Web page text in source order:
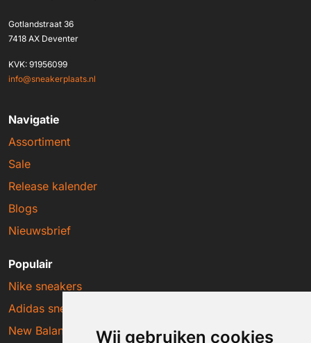
Wij gebruiken cookies
Gotlandstraat 36
7418 AX Deventer
KVK: 91956099
info@sneakerplaats.nl
Navigatie
Assortiment
Sale
Release kalender
Blogs
Nieuwsbrief
Populair
Nike sneakers
Adidas sneakers
New Balance sneakers